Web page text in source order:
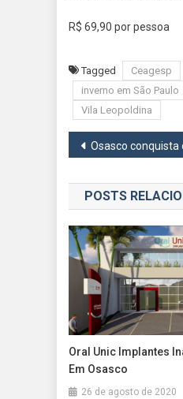
R$ 69,90 por pessoa
Tagged Ceagesp
inverno em São Paulo
Vila Leopoldina
de
Post
Osasco conquista ouro e prata no Campeonato
POSTS
Oral Unic Implantes
Em Osasco
26 de agosto de 2020